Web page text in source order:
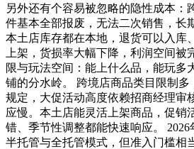
另外还有个容易被忽略的隐性成本：
件基本全部报废，无法二次销售，长
本土店库存都在本地，退货可以入库
上架，货损率大幅下降，利润空间被
限与玩法空间：能上什么品，能玩多
铺的分水岭。 跨境店商品类目限制多
规定，大促活动高度依赖招商经理审
应慢。本土店能灵活上架商品，促销
错、季节性调整都能快速响应。
半托管与全托管模式，但准入门槛相